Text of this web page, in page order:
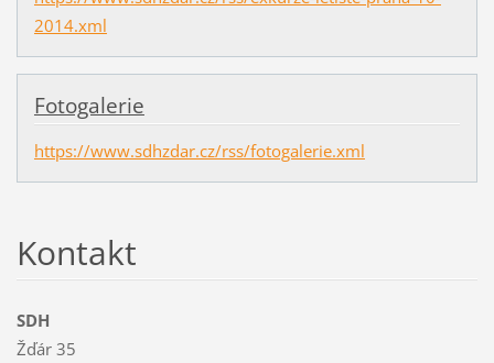
2014.xml
Fotogalerie
https://www.sdhzdar.cz/rss/fotogalerie.xml
Kontakt
SDH
Žďár 35